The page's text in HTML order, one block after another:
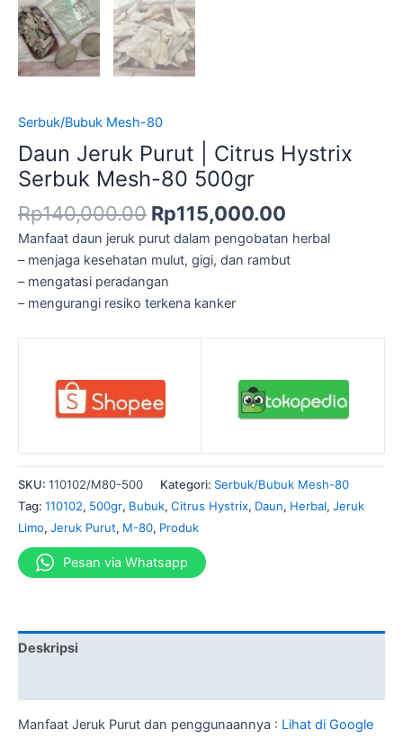
Serbuk/Bubuk Mesh-80
Daun Jeruk Purut | Citrus Hystrix
Serbuk Mesh-80 500gr
Rp140,000.00 Rp115,000.00
Manfaat daun jeruk purut dalam pengobatan herbal
– menjaga kesehatan mulut, gigi, dan rambut
– mengatasi peradangan
– mengurangi resiko terkena kanker
SKU: 110102/M80-500 Kategori: Serbuk/Bubuk Mesh-80
Tag: 110102, 500gr, Bubuk, Citrus Hystrix, Daun, Herbal, Jeruk
Limo, Jeruk Purut, M-80, Produk
Pesan via Whatsapp
Deskripsi
Manfaat Jeruk Purut dan penggunaannya : Lihat di Google